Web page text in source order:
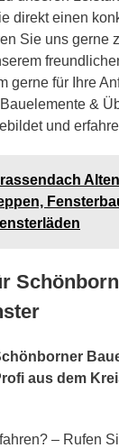
direkt einen
Sie uns gerne
gerne für Ihre
&
und
aus dem
– Rufen